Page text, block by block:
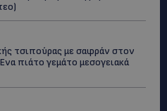
τσιπούρας με σαφράν στον
πιάτο γεμάτο μεσογειακά